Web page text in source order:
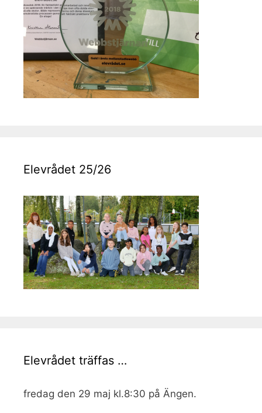
Elevrådet 25/26
Elevrådet träffas …
fredag den 29 maj kl.8:30 på Ängen.